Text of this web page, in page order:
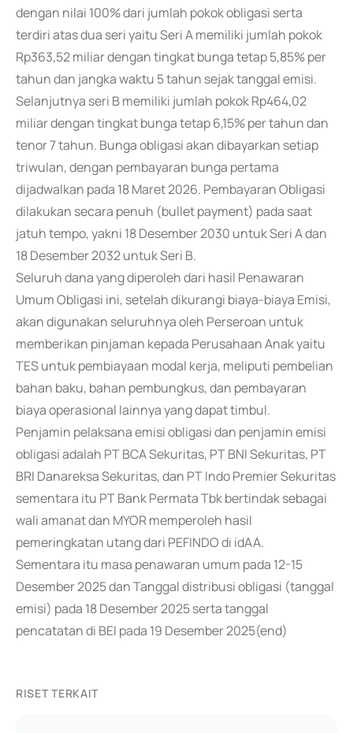
dengan nilai 100% dari jumlah pokok obligasi serta
terdiri atas dua seri yaitu Seri A memiliki jumlah pokok
Rp363,52 miliar dengan tingkat bunga tetap 5,85% per
tahun dan jangka waktu 5 tahun sejak tanggal emisi.
Selanjutnya seri B memiliki jumlah pokok Rp464,02
miliar dengan tingkat bunga tetap 6,15% per tahun dan
tenor 7 tahun. Bunga obligasi akan dibayarkan setiap
triwulan, dengan pembayaran bunga pertama
dijadwalkan pada 18 Maret 2026. Pembayaran Obligasi
dilakukan secara penuh (bullet payment) pada saat
jatuh tempo, yakni 18 Desember 2030 untuk Seri A dan
18 Desember 2032 untuk Seri B.
Seluruh dana yang diperoleh dari hasil Penawaran
Umum Obligasi ini, setelah dikurangi biaya-biaya Emisi,
akan digunakan seluruhnya oleh Perseroan untuk
memberikan pinjaman kepada Perusahaan Anak yaitu
TES untuk pembiayaan modal kerja, meliputi pembelian
bahan baku, bahan pembungkus, dan pembayaran
biaya operasional lainnya yang dapat timbul.
Penjamin pelaksana emisi obligasi dan penjamin emisi
obligasi adalah PT BCA Sekuritas, PT BNI Sekuritas, PT
BRI Danareksa Sekuritas, dan PT Indo Premier Sekuritas
sementara itu PT Bank Permata Tbk bertindak sebagai
wali amanat dan MYOR memperoleh hasil
pemeringkatan utang dari PEFINDO di idAA.
Sementara itu masa penawaran umum pada 12-15
Desember 2025 dan Tanggal distribusi obligasi (tanggal
emisi) pada 18 Desember 2025 serta tanggal
pencatatan di BEI pada 19 Desember 2025(end)
RISET TERKAIT